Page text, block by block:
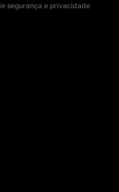
segurança e privacidade